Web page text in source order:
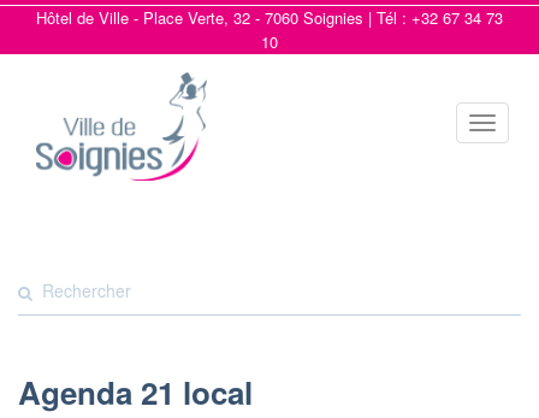
Hôtel de Ville - Place Verte, 32 - 7060 Soignies | Tél : +32 67 34 73
10
Toggle
Agenda 21 local